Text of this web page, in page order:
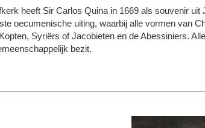
heeft Sir Carlos Quina in 1669 als souvenir
oecumenische uiting, waarbij alle vormen van
Syriërs of Jacobieten en de Abessiniers.
bezit.